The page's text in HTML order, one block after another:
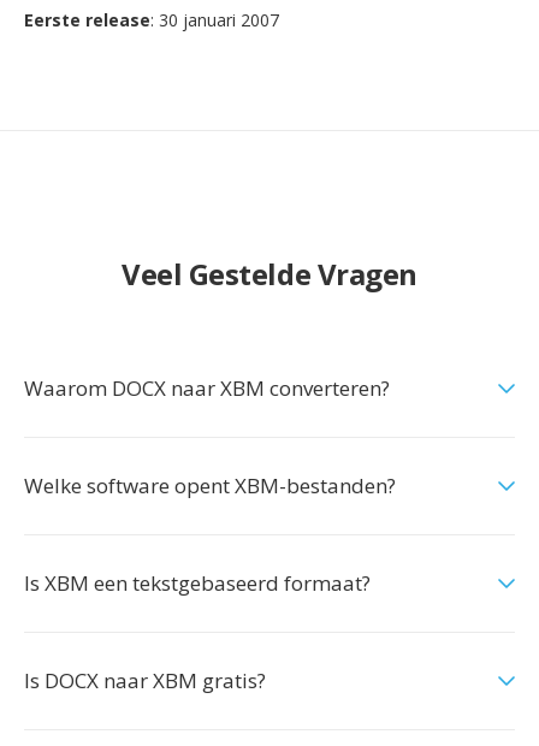
Eerste release: 30 januari 2007
Veel Gestelde Vragen
Waarom DOCX naar XBM converteren?
Welke software opent XBM-bestanden?
Is XBM een tekstgebaseerd formaat?
Is DOCX naar XBM gratis?